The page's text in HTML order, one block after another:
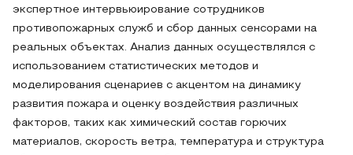
экспертное интервьюирование сотрудников
противопожарных служб и сбор данных сенсорами на
реальных объектах. Анализ данных осуществлялся с
использованием статистических методов и
моделирования сценариев с акцентом на динамику
развития пожара и оценку воздействия различных
факторов, таких как химический состав горючих
материалов, скорость ветра, температура и структура